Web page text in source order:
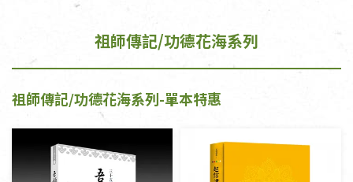
祖師傳記/功德花海系列
祖師傳記/功德花海系列-單本特惠